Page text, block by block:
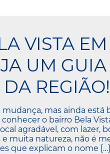
VISTA
UM GUIA
REGIÃO!
mas ainda está
o bairro Bela
agradável, com lazer,
muita natureza, não é
que explicam o nome […]